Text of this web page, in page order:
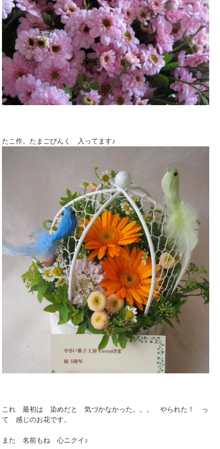
たこ作。たまごぴんく 入ってます♪
これ 最初は 染めだと 気づかなかった。。。 やられた！ っ
て 感じのお花です。
また 名前もね 心ニクイ♪